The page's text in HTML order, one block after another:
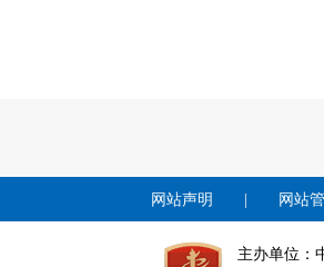
网站声明 网站
主办单位：